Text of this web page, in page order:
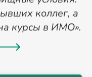
коллег, а
курсы в ИМО».